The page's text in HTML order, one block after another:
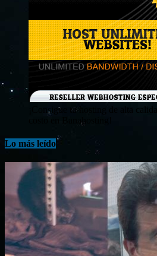
¡Consigue tu hosting de alta
costo en Banahosting!
Lo más leído